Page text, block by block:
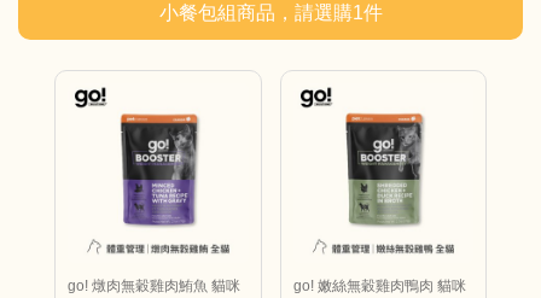
小餐包組商品，請選購1件
go! 燉肉無穀雞肉鮪魚 貓咪
go! 嫩絲無穀雞肉鴨肉 貓咪